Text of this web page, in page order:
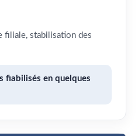
filiale, stabilisation des
fiabilisés en quelques